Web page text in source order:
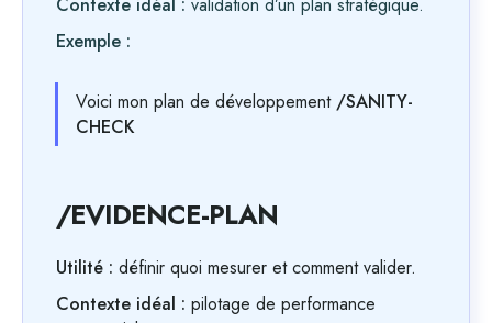
Exemple :
Voici mon plan de développement /SANITY-
CHECK
/EVIDENCE-PLAN
Utilité : définir quoi mesurer et comment valider.
Contexte idéal : pilotage de performance